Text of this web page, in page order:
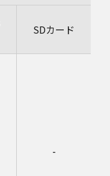
SDカード
-